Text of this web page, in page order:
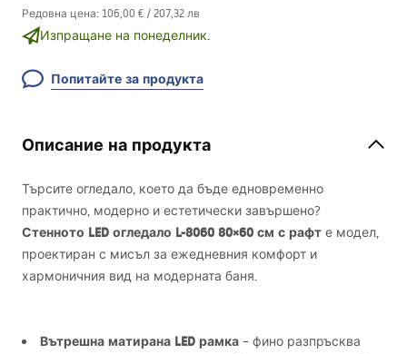
Редовна цена: 106,00 € / 207,32 лв
Изпращане на понеделник.
Попитайте за продукта
Описание на продукта
Търсите огледало, което да бъде едновременно
практично, модерно и естетически завършено?
Стенното LED огледало L-8060 80×60 см с рафт е модел,
проектиран с мисъл за ежедневния комфорт и
хармоничния вид на модерната баня.
Вътрешна матирана LED рамка – фино разпръсква